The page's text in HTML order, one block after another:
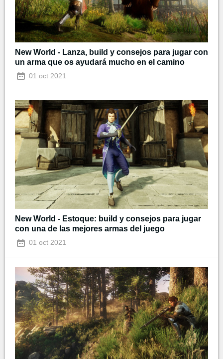
New World - Lanza, build y consejos para jugar con
un arma que os ayudará mucho en el camino
01 oct 2021
New World - Estoque: build y consejos para jugar
con una de las mejores armas del juego
01 oct 2021